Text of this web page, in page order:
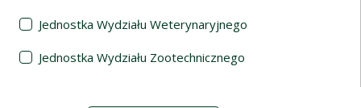
Jednostka Wydziału Weterynaryjnego
Jednostka Wydziału Zootechnicznego
Wyniki wyszukiwania